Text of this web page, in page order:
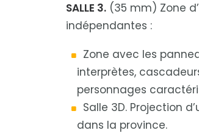
SALLE 3. (35 mm) Zone
indépendantes :
Zone avec les
interprètes,
personnages
Salle 3D. Projection
dans la province.